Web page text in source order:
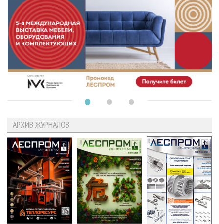
АРХИВ ЖУРНАЛОВ